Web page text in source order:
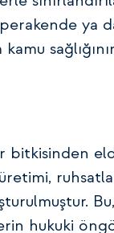
ya
hukuki